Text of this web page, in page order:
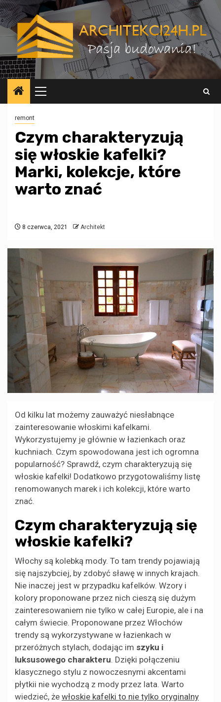
Przejdź
do
treści
Menu
główne
remont
Czym charakteryzują
się włoskie kafelki?
Marki, kolekcje, które
warto znać
8 czerwca, 2021 Architekt
Od kilku lat możemy zauważyć niesłabnące
zainteresowanie włoskimi kafelkami.
Wykorzystujemy je głównie w łazienkach oraz
kuchniach. Czym spowodowana jest ich ogromna
popularność? Sprawdź, czym charakteryzują się
włoskie kafelki! Dodatkowo przygotowaliśmy listę
renomowanych marek i ich kolekcji, które warto
znać.
Czym charakteryzują się
włoskie kafelki?
Włochy są kolebką mody. To tam trendy pojawiają
się najszybciej, by zdobyć sławę w innych krajach.
Nie inaczej jest w przypadku kafelków. Wzory i
kolory proponowane przez nich cieszą się dużym
zainteresowaniem nie tylko w całej Europie, ale i na
całym świecie. Proponowane przez Włochów
trendy są wykorzystywane w łazienkach w
przeróżnych stylach, dodając im szyku i
luksusowego charakteru. Dzięki połączeniu
klasycznego stylu z nowoczesnymi akcentami
płytkii nie wychodzą z mody przez lata. Warto
wiedzieć, że włoskie kafelki to nie tylko oryginalny